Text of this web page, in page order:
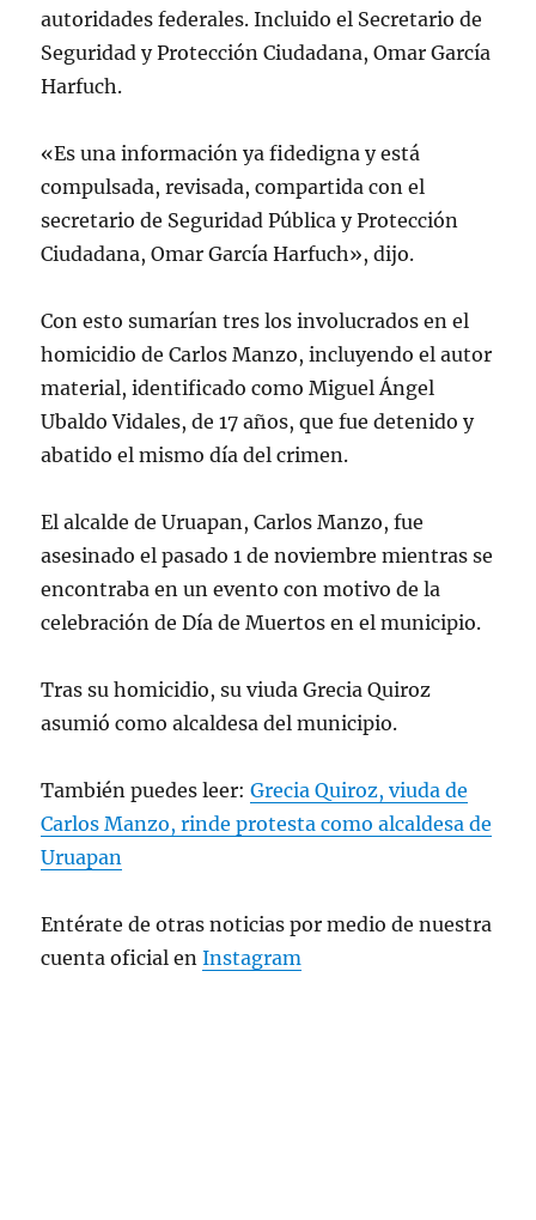
autoridades federales. Incluido el Secretario de
Seguridad y Protección Ciudadana, Omar García
Harfuch.
«Es una información ya fidedigna y está
compulsada, revisada, compartida con el
secretario de Seguridad Pública y Protección
Ciudadana, Omar García Harfuch», dijo.
Con esto sumarían tres los involucrados en el
homicidio de Carlos Manzo, incluyendo el autor
material, identificado como Miguel Ángel
Ubaldo Vidales, de 17 años, que fue detenido y
abatido el mismo día del crimen.
El alcalde de Uruapan, Carlos Manzo, fue
asesinado el pasado 1 de noviembre mientras se
encontraba en un evento con motivo de la
celebración de Día de Muertos en el municipio.
Tras su homicidio, su viuda Grecia Quiroz
asumió como alcaldesa del municipio.
También puedes leer:Grecia Quiroz, viuda de
Carlos Manzo, rinde protesta como alcaldesa de
Uruapan
Entérate de otras noticias por medio de nuestra
cuenta oficial enInstagram